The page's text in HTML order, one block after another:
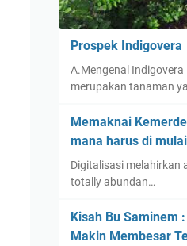
Prospek Indigovera
A.Mengenal Indigovera
merupakan tanaman
Memaknai
mana harus di
Digitalisasi melahirkan
totally abundan…
Kisah Bu Saminem
Makin Membesar